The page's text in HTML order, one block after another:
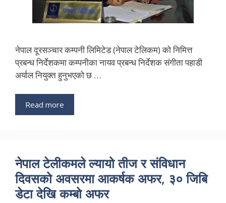
नेपाल दूरसञ्चार कम्पनी लिमिटेड (नेपाल टेलिकम) को निमित्त
प्रबन्ध निर्देशकमा कम्पनीका नायव प्रबन्ध निर्देशक संगीता पहाडी
अर्याल नियुक्त हुनुभएको छ …
Read more
नेपाल टेलीकमले ल्यायो तीज र संविधान
दिवसको अवसरमा आकर्षक अफर, ३० जिबि
डेटा देखि कम्बो अफर